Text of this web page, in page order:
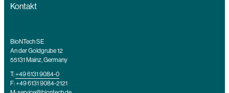
Kontakt
BioNTech SE
An der Goldgrube 12
55131 Mainz, Germany
T:+49 6131 9084-0
F: +49 6131 9084-2121